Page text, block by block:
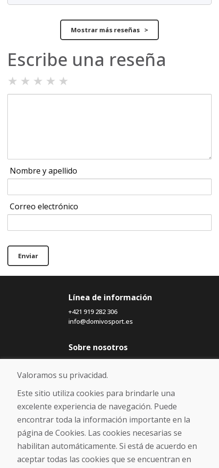
Mostrar más reseñas >
Escribe una reseña
★ ★ ★ ★ ★
Nombre y apellido
Correo electrónico
Enviar
Línea de información
+421 919 282 306
info@domivosport.es
Sobre nosotros
Blog
Sobre nosotros
Comercio
Contacto
Compra
Tienda electrónica
Envío y pago
NORMAS DE RECLAMACIÓN
Valoramos su privacidad.
Este sitio utiliza cookies para brindarle una
excelente experiencia de navegación. Puede
encontrar toda la información importante en la
página de Cookies. Las cookies necesarias se
habilitan automáticamente. Si está de acuerdo en
aceptar todas las cookies que se encuentran en